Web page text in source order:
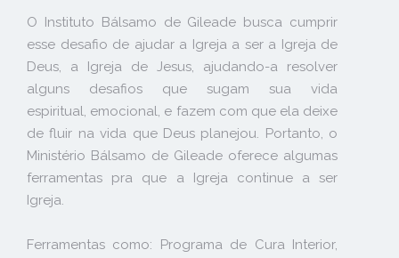
O Instituto Bálsamo de Gileade busca cumprir
esse desafio de ajudar a Igreja a ser a Igreja de
Deus, a Igreja de Jesus, ajudando-a resolver
alguns desafios que sugam sua vida
espiritual, emocional, e fazem com que ela deixe
de fluir na vida que Deus planejou. Portanto, o
Ministério Bálsamo de Gileade oferece algumas
ferramentas pra que a Igreja continue a ser
Igreja.
Ferramentas como: Programa de Cura Interior,